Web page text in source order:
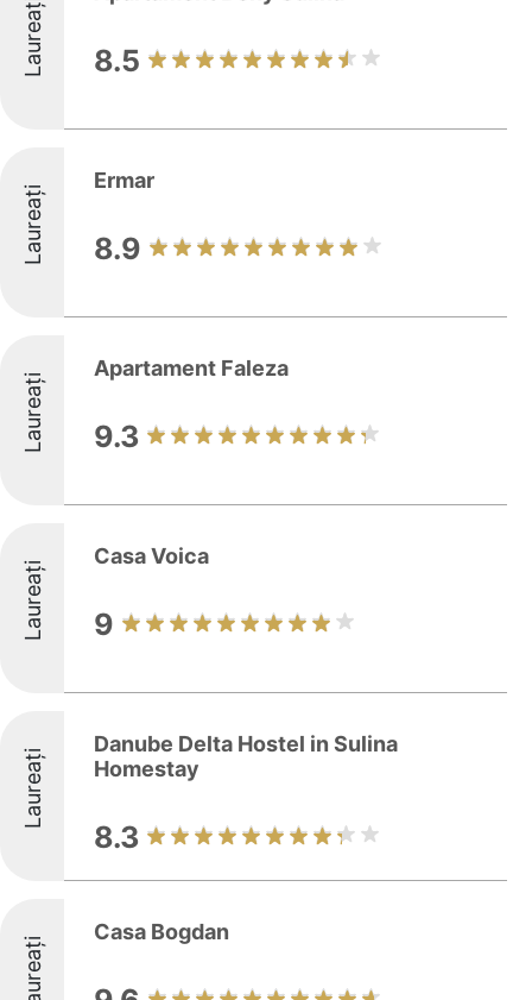
Laureați 8.5
Laureați
Ermar
8.9
Laureați
Apartament Faleza
9.3
Laureați
Casa Voica
9
Laureați
Danube Delta Hostel in Sulina
Homestay
8.3
Laureați
Casa Bogdan